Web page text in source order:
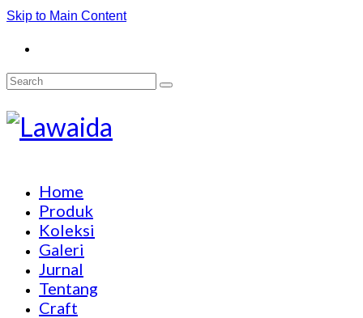
Skip to Main Content
Search
Home
Produk
Koleksi
Galeri
Jurnal
Tentang
Craft